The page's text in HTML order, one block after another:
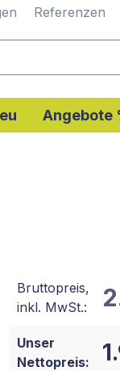
Referenzen
Angebote
Bruttopreis,
inkl. MwSt.:
Unser
Nettopreis: